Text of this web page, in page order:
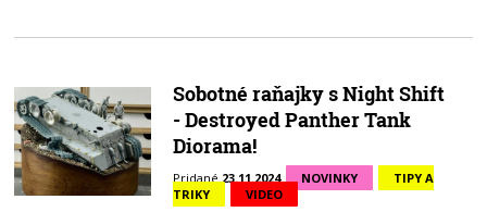
Sobotné raňajky s Night Shift
- Destroyed Panther Tank
Diorama!
Pridané 23.11.2024 NOVINKY
TIPY A
TRIKY
VIDEO